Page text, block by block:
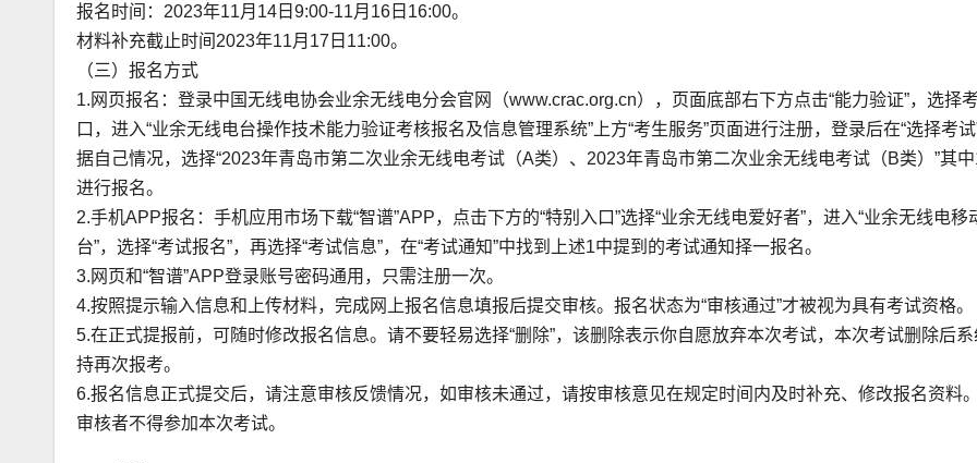
报名时间：2023年11月14日9:00-11月16日16:00。
材料补充截止时间2023年11月17日11:00。
（三）报名方式
1.网页报名：登录中国无线电协会业余无线电分会官网（www.crac.org.cn），页面底部右下方点击“能力验证”，选择
口，进入“业余无线电台操作技术能力验证考核报名及信息管理系统”上方“考生服务”页面进行注册，登录后在“选择考
据自己情况，选择“2023年青岛市第二次业余无线电考试（A类）、2023年青岛市第二次业余无线电考试（B类）”其
进行报名。
2.手机APP报名：手机应用市场下载“智谱”APP，点击下方的“特别入口”选择“业余无线电爱好者”，进入“业余无线电移
台”，选择“考试报名”，再选择“考试信息”，在“考试通知”中找到上述1中提到的考试通知择一报名。
3.网页和“智谱”APP登录账号密码通用，只需注册一次。
4.按照提示输入信息和上传材料，完成网上报名信息填报后提交审核。报名状态为“审核通过”才被视为具有考试资格。
5.在正式提报前，可随时修改报名信息。请不要轻易选择“删除”，该删除表示你自愿放弃本次考试，本次考试删除后
持再次报考。
6.报名信息正式提交后，请注意审核反馈情况，如审核未通过，请按审核意见在规定时间内及时补充、修改报名资料
审核者不得参加本次考试。